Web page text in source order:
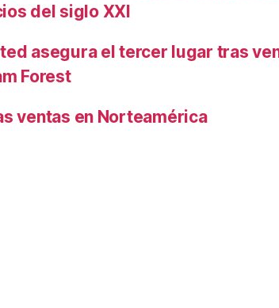
del siglo XXI
asegura el tercer lugar tras
Forest
ventas en Norteamérica